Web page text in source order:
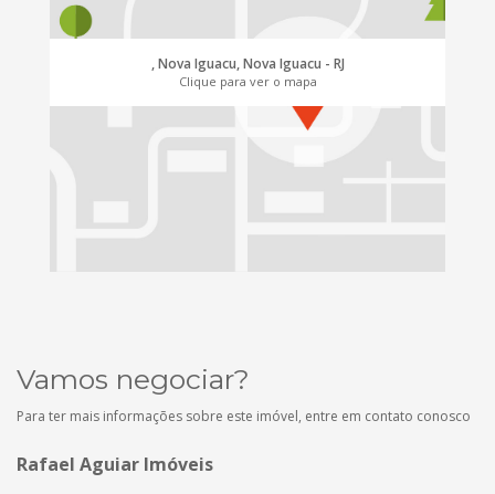
, Nova Iguacu, Nova Iguacu - RJ
Clique para ver o mapa
Vamos negociar?
Para ter mais informações sobre este imóvel, entre em contato conosco
Rafael Aguiar Imóveis